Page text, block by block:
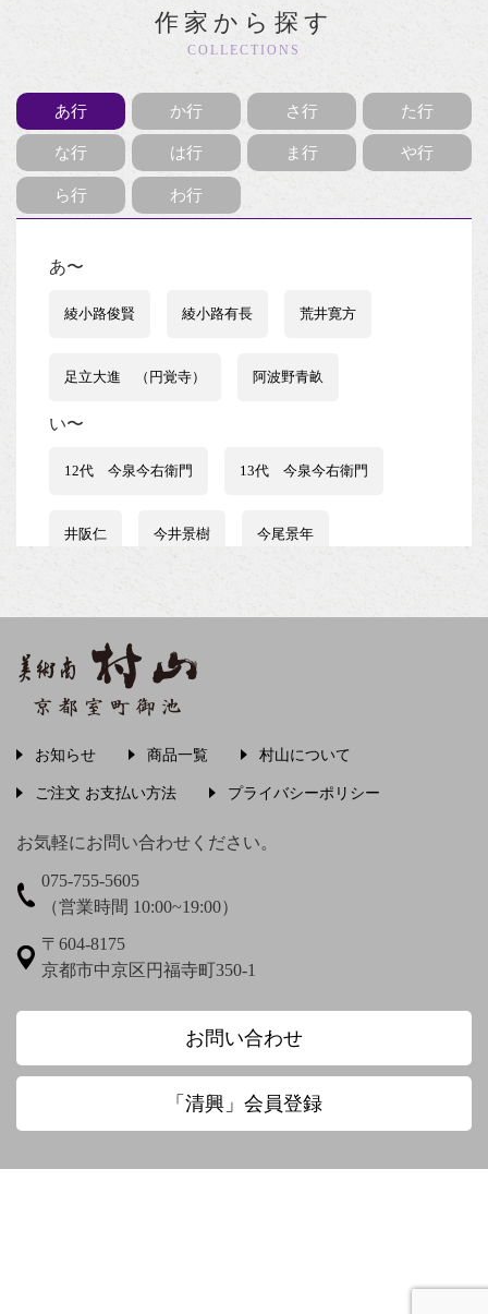
作家から探す
COLLECTIONS
あ行 か行 さ行 た行
な行 は行 ま行 や行
ら行 わ行
あ〜
綾小路俊賢 綾小路有長 荒井寛方
足立大進 （円覚寺） 阿波野青畝
い〜
12代 今泉今右衛門 13代 今泉今右衛門
井阪仁 今井景樹 今尾景年
石田波郷 石黒宗麿
梅渓通治
圓珠庵羅城
大田垣蓮月 大田垣蓮月 鈴木百年
大田垣蓮月賛 松岡環翠画 大谷光演
お知らせ 商品一覧 村山について
ご注文 お支払い方法 プライバシーポリシー
お気軽にお問い合わせください。
075-755-5605
（営業時間 10:00~19:00）
〒604-8175
京都市中京区円福寺町350-1
お問い合わせ
「清興」会員登録